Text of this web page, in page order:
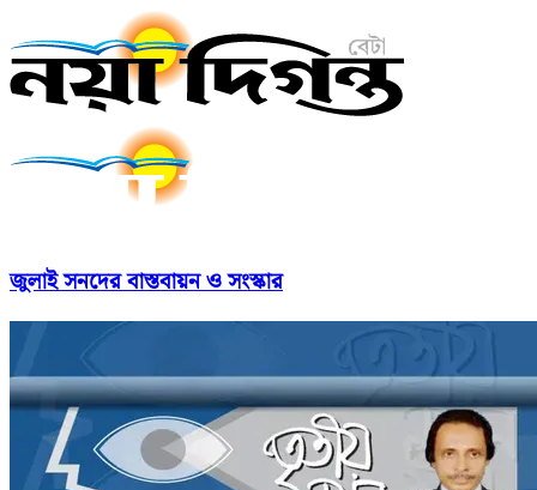
জুলাই সনদের বাস্তবায়ন ও সংস্কার